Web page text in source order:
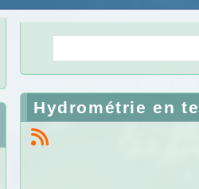
Hydrométrie en